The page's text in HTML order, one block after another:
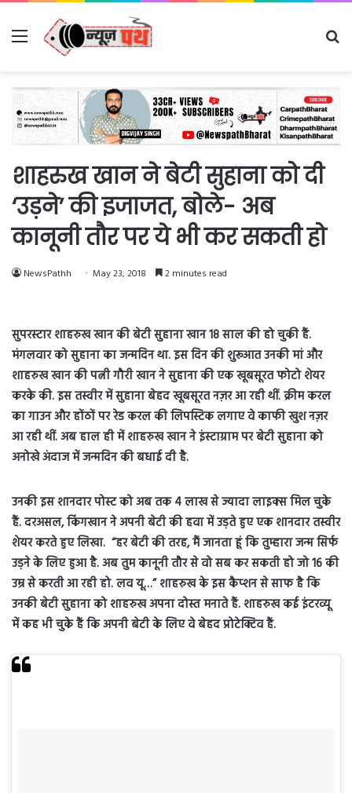
Menu
शाहरुख खान ने बेटी सुहाना को दी
‘उड़ने’ की इजाजत, बोले- अब
कानूनी तौर पर ये भी कर सकती हो
NewsPathh May 23, 2018 2 minutes read
सुपरस्टार शाहरुख खान की बेटी सुहाना खान 18 साल की हो चुकी हैं.
मंगलवार को सुहाना का जन्मदिन था. इस दिन की शुरूआत उनकी मां और
शाहरुख खान की पत्नी गौरी खान ने सुहाना की एक खूबसूरत फोटो शेयर
करके की. इस तस्वीर में सुहाना बेहद खूबसूरत नज़र आ रही थीं. क्रीम करल
का गाउन और होंठों पर रेड करल की लिपस्टिक लगाए वे काफी खुश नज़र
आ रही थीं. अब हाल ही में शाहरुख खान ने इंस्टाग्राम पर बेटी सुहाना को
अनोखे अंदाज में जन्मदिन की बधाई दी है.
उनकी इस शानदार पोस्ट को अब तक 4 लाख से ज्यादा लाइक्स मिल चुके
हैं. दरअसल, किंगखान ने अपनी बेटी की हवा में उड़ते हुए एक शानदार तस्वीर
शेयर करते हुए लिखा. “हर बेटी की तरह, मैं जानता हूं कि तुम्हारा जन्म सिर्फ
उड़ने के लिए हुआ है. अब तुम कानूनी तौर से वो सब कर सकती हो जो 16 की
उम्र से करती आ रही हो. लव यू…” शाहरुख के इस कैप्शन से साफ है कि
उनकी बेटी सुहाना को शाहरुख अपना दोस्त मनाते हैं. शाहरुख कई इंटरव्यू
में कह भी चुके हैं कि अपनी बेटी के लिए वे बेहद प्रोटेक्टिव हैं.